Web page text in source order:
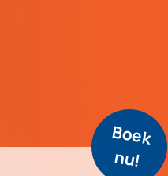
B
o
e
k
n
u
!